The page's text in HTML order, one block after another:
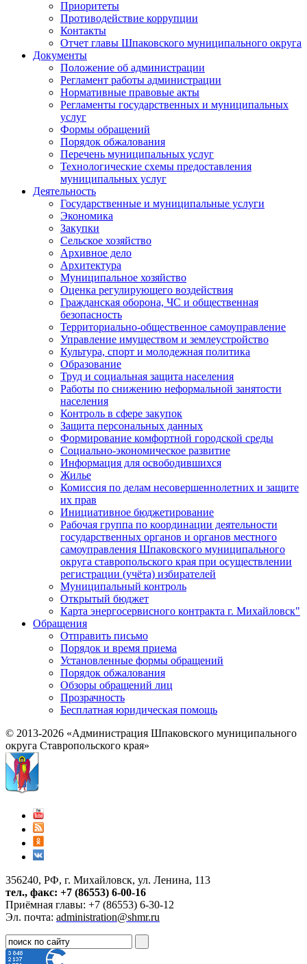
Приоритеты
Противодействие коррупции
Контакты
Отчет главы Шпаковского муниципального округа
Документы
Положение об администрации
Регламент работы администрации
Нормативные правовые акты
Регламенты государственных и муниципальных
услуг
Формы обращений
Порядок обжалования
Перечень муниципальных услуг
Технологические схемы предоставления
муниципальных услуг
Деятельность
Государственные и муниципальные услуги
Экономика
Закупки
Сельское хозяйство
Архивное дело
Архитектура
Муниципальное хозяйство
Оценка регулирующего воздействия
Гражданская оборона, ЧС и общественная
безопасность
Территориально-общественное самоуправление
Управление имуществом и землеустройство
Культура, спорт и молодежная политика
Образование
Труд и социальная защита населения
Работы по снижению неформальной занятости
населения
Контроль в сфере закупок
Защита персональных данных
Формирование комфортной городской среды
Социально-экономическое развитие
Информация для освободившихся
Жилье
Комиссия по делам несовершеннолетних и защите
их прав
Инициативное бюджетирование
Рабочая группа по координации деятельности
государственных органов и органов местного
самоуправления Шпаковского муниципального
округа ставропольского края при осуществлении
регистрации (учёта) избирателей
Муниципальный контроль
Открытый бюджет
Карта энергосервисного контракта г. Михайловск"
Обращения
Отправить письмо
Порядок и время приема
Установленные формы обращений
Порядок обжалования
Обзоры обращений лиц
Прозрачность
Бесплатная юридическая помощь
© 2013-2026 «Администрация Шпаковского муниципального
округа Ставропольского края»
356240, РФ, г. Михайловск, ул. Ленина, 113
тел., факс: +7 (86553) 6-00-16
Приёмная главы: +7 (86553) 6-30-12
Эл. почта: administration@shmr.ru